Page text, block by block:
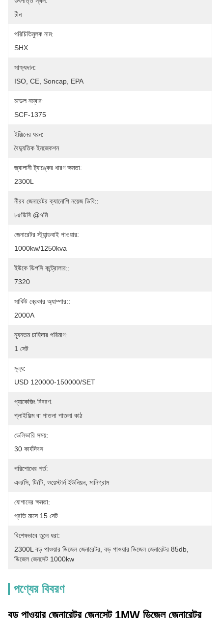
চীন
পরিচিতিমুলক নাম:
SHX
সাক্ষ্যদান:
ISO, CE, Soncap, EPA
মডেল নম্বার:
SCF-1375
ইঞ্জিনের ধরন:
বৈদ্যুতিক ইনজেকশন
জ্বালানী ট্যাঙ্কের ধারণ ক্ষমতা:
2300L
নীরব জেনারেটর ক্যানোপি নয়েজ ডিবি::
৮৫ডিবি @৭মি
জেনারেটর স্ট্যান্ডবাই পাওয়ার:
1000kw/1250kva
ইউকে ডিপসি কন্ট্রোলার::
7320
সার্কিট ব্রেকার অ্যাম্পার::
2000A
ন্যূনতম চাহিদার পরিমাণ:
1 সেট
মূল্য:
USD 120000-150000/SET
প্যাকেজিং বিবরণ:
প্লাইফিল্ম বা পাতলা পাতলা কাঠ
ডেলিভারি সময়:
30 কার্যদিবস
পরিশোধের শর্ত:
এল/সি, টি/টি, ওয়েস্টার্ন ইউনিয়ন, মানিগ্রাম
যোগানের ক্ষমতা:
প্রতি মাসে 15 সেট
বিশেষভাবে তুলে ধরা:
2300L বড় পাওয়ার ডিজেল জেনারেটর বড় পাওয়ার ডিজেল জেনারেটর 85db
ডিজেল জেনসেট 1000kw
পণ্যের বিবরণ
বড় পাওয়ার জেনারেটর জেনসেট 1MW ডিজেল জেনারেটর